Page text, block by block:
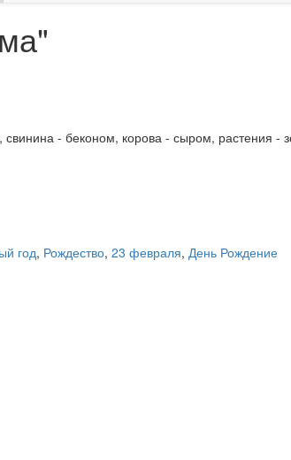
- беконом, корова - сыром, растения -
год, Рождество, 23 февраля, День Рождение